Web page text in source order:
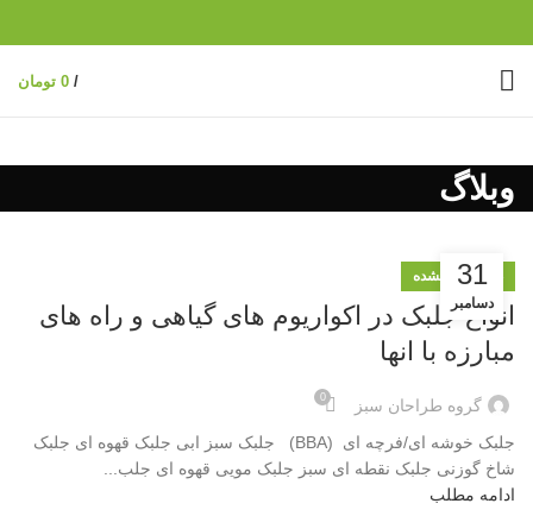
/
0 تومان
وبلاگ
31
دسامبر
دسته‌بندی نشده
انواع جلبک در اکواریوم های گیاهی و راه های
مبارزه با انها
گروه طراحان سبز 0
جلبک خوشه ای/فرچه ای (BBA) جلبک سبز ابی جلبک قهوه ای جلبک
شاخ گوزنی جلبک نقطه ای سبز جلبک مویی قهوه ای جلب...
ادامه مطلب